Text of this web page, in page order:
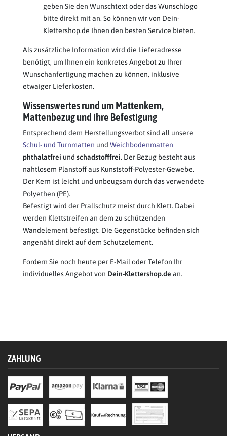
geben Sie den Wunschtext oder das Wunschlogo
bitte direkt mit an. So können wir von Dein-
Klettershop.de Ihnen den besten Service bieten.
Als zusätzliche Information wird die Lieferadresse
benötigt, um Ihnen ein konkretes Angebot zu Ihrer
Wunschanfertigung machen zu können, inklusive
etwaiger Lieferkosten.
Wissenswertes rund um Mattenkern,
Mattenbezug und ihre Befestigung
Entsprechend dem Herstellungsverbot sind all unsere
Schul- und Turnmatten und Weichbodenmatten
phthalatfrei und schadstofffrei. Der Bezug besteht aus
nahtlosem Planstoff aus Kunststoff-Polyester-Gewebe.
Der Kern ist leicht und unbeugsam durch das verwendete
Polyethen (PE).
Befestigt wird der Prallschutz meist durch Klett. Dabei
werden Klettstreifen an dem zu schützenden
Wandelement befestigt. Die Gegenstücke befinden sich
angenäht direkt auf dem Schutzelement.
Fordern Sie noch heute per E-Mail oder Telefon Ihr
individuelles Angebot von Dein-Klettershop.de an.
ZAHLUNG